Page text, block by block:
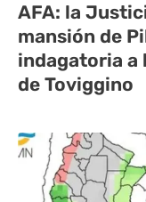
AFA: la
mansión de
indagatoria
de Toviggino